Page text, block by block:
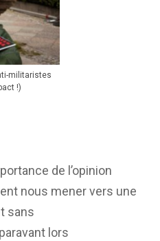
militaristes
!)
de l’opinion
nous mener vers une
sans
lors